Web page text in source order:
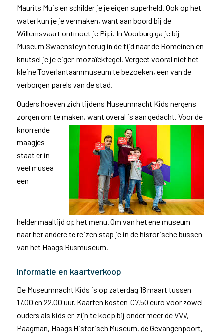
Maurits Muis en schilder je je eigen superheld. Ook op het
water kun je je vermaken, want aan boord bij de
Willemsvaart ontmoet je Pipi. In Voorburg ga je bij
Museum Swaensteyn terug in de tijd naar de Romeinen en
knutsel je je eigen mozaïektegel. Vergeet vooral niet het
kleine Toverlantaarnmuseum te bezoeken, een van de
verborgen parels van de stad.
Ouders hoeven zich tijdens Museumnacht Kids nergens
zorgen om te maken, want overal is aan gedacht. Voor de
knorrende
maagjes
staat er in
veel musea
een
heldenmaaltijd op het menu. Om van het ene museum
naar het andere te reizen stap je in de historische bussen
van het Haags Busmuseum.
Informatie en kaartverkoop
De Museumnacht Kids is op zaterdag 18 maart tussen
17.00 en 22.00 uur. Kaarten kosten €7,50 euro voor zowel
ouders als kids en zijn te koop bij onder meer de VVV,
Paagman, Haags Historisch Museum, de Gevangenpoort,